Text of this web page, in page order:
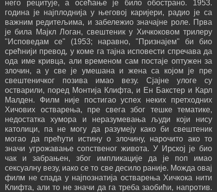
него рецитује, а осећање је било обострано. 1953.
година је најплоднија у његовој каријери, радио је са
важним редитељима, и забележио значајне роле. Прва
је била Мајкл Логан, свештеник у Хичкоковом трилеру
"Исповедам се" (1953; наравно, "Признајем" би био
срећнији превод, у коме га тајна исповести спречава да
ода име кривца, али временом сам постаје оптужен за
злочин, а у све је умешана и жена са којом је пре
свештеничког позива имао везу. Сјајне улоге су
остварили, поред Монтија Клифта, и Ен Бакстер и Карл
Малден. Филм није постигао успех неких претходних
Хичових остварења, пре свега због тешке тематике,
недостатка хумора и неразумевања људи који нису
католици, па не могу да разумеју како би свештеник
могао да прећути истину о злочину, нарочито ако то
значи угрожавање сопственог живота. У Ирској је био
чак и забрањен, због импликације да је поп имао
сексуалну везу, иако се то све десило раније. Можда овај
филм не спада у најпознатија остварења Хичкока нити
Клифта, али то не значи да га треба заобићи, напротив.